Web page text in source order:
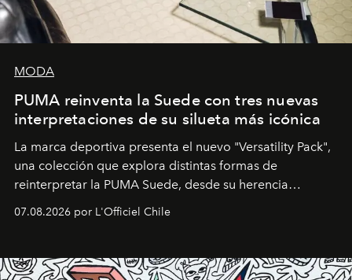
MODA
PUMA reinventa la Suede con tres nuevas
interpretaciones de su silueta más icónica
La marca deportiva presenta el nuevo "Versatility Pack",
una colección que explora distintas formas de
reinterpretar la PUMA Suede, desde su herencia
deportiva hasta una mirada moderna inspirada en el
diseño y el universo outdoor.
07.08.2026 por L'Officiel Chile